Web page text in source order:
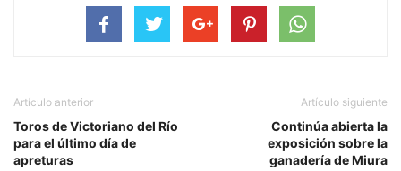
Artículo anterior
Toros de Victoriano del Río
para el último día de
apreturas
Artículo siguiente
Continúa abierta la
exposición sobre la
ganadería de Miura